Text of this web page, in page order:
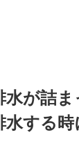
水が詰ま
水する